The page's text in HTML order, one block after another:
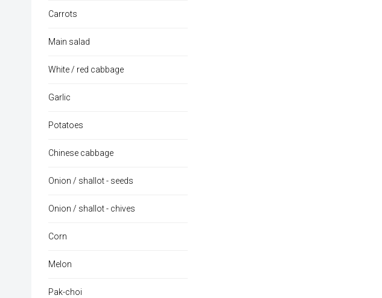
Carrots
Main salad
White / red cabbage
Garlic
Potatoes
Chinese cabbage
Onion / shallot - seeds
Onion / shallot - chives
Corn
Melon
Pak-choi